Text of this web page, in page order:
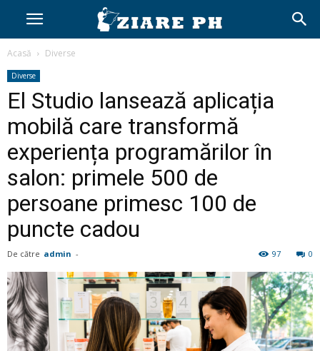
Acasă Diverse
Diverse
El Studio lansează aplicația
mobilă care transformă
experiența programărilor în
salon: primele 500 de
persoane primesc 100 de
puncte cadou
De către admin - 0
97